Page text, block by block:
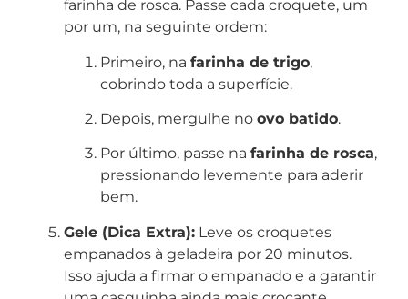
farinha de rosca. Passe cada croquete, um
por um, na seguinte ordem:
Primeiro, na farinha de trigo,
cobrindo toda a superfície.
Depois, mergulhe no ovo batido.
Por último, passe na farinha de rosca,
pressionando levemente para aderir
bem.
Gele (Dica Extra): Leve os croquetes
empanados à geladeira por 20 minutos.
Isso ajuda a firmar o empanado e a garantir